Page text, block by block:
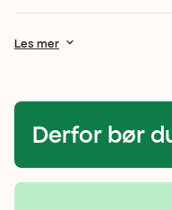
en
konsistens.
kan
Les mer
Derfor bør